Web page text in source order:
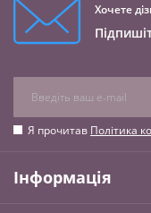
Хочете
Я прочитав Політика
Інформація